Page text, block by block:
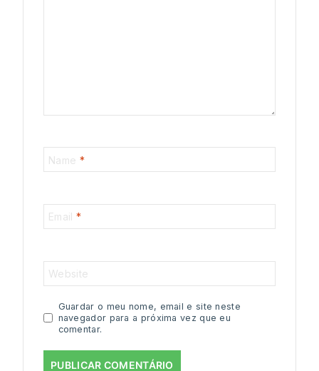
Name *
Email *
Website
Guardar o meu nome, email e site neste
navegador para a próxima vez que eu
comentar.